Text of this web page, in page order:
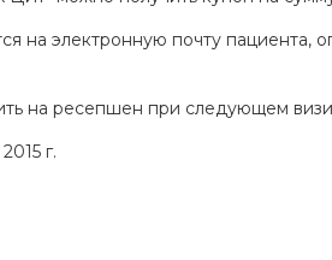
на электронную почту
на ресепшен при следующем
г.